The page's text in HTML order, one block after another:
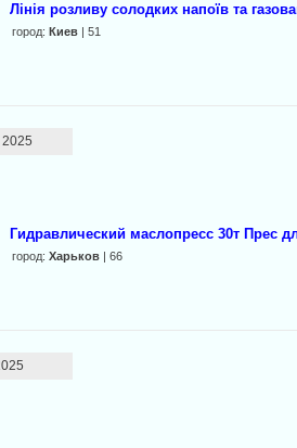
Лінія розливу солодких напоїв та
город: Киев| 51
Гидравлический маслопресс 30т Прес
город: Харьков| 66